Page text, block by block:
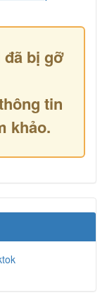
đã bị gỡ
tin
khảo.